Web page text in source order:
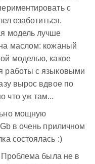
с
озаботиться.
модель лучше
маслом: кожаный
моделью, какое
работы с языковыми
вырос вдвое по
что уж там...
мощную
в очень приличном
состоялась :)
Проблема была не в